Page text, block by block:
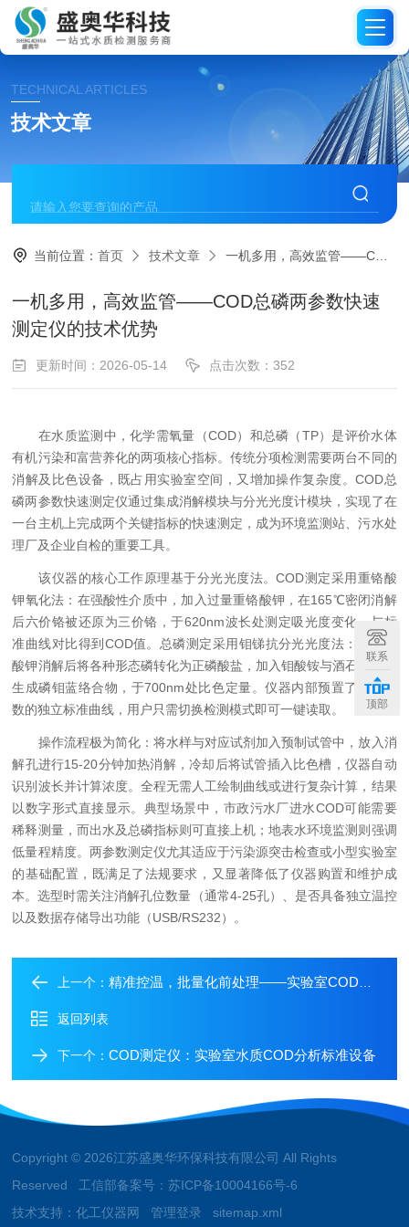
TECHNICAL ARTICLES
技术文章
当前位置：首页 技术文章 一机多用，高效监管——COD总磷两参数快速测定仪的技术优势
一机多用，高效监管——COD总磷两参数快速
测定仪的技术优势
更新时间：2026-05-14 点击次数：352
在水质监测中，化学需氧量（COD）和总磷（TP）是评价水体
有机污染和富营养化的两项核心指标。传统分项检测需要两台不同的
消解及比色设备，既占用实验室空间，又增加操作复杂度。COD总
磷两参数快速测定仪通过集成消解模块与分光光度计模块，实现了在
一台主机上完成两个关键指标的快速测定，成为环境监测站、污水处
理厂及企业自检的重要工具。
该仪器的核心工作原理基于分光光度法。COD测定采用重铬酸
钾氧化法：在强酸性介质中，加入过量重铬酸钾，在165℃密闭消解
后六价铬被还原为三价铬，于620nm波长处测定吸光度变化，与标
准曲线对比得到COD值。总磷测定采用钼锑抗分光光度法：在过硫
酸钾消解后将各种形态磷转化为正磷酸盐，加入钼酸铵与酒石酸锑钾
生成磷钼蓝络合物，于700nm处比色定量。仪器内部预置了两种参
数的独立标准曲线，用户只需切换检测模式即可一键读取。
操作流程极为简化：将水样与对应试剂加入预制试管中，放入消
解孔进行15-20分钟加热消解，冷却后将试管插入比色槽，仪器自动
识别波长并计算浓度。全程无需人工绘制曲线或进行复杂计算，结果
以数字形式直接显示。典型场景中，市政污水厂进水COD可能需要
稀释测量，而出水及总磷指标则可直接上机；地表水环境监测则强调
低量程精度。两参数测定仪尤其适应于污染源突击检查或小型实验室
的基础配置，既满足了法规要求，又显著降低了仪器购置和维护成
本。选型时需关注消解孔位数量（通常4-25孔）、是否具备独立温控
以及数据存储导出功能（USB/RS232）。
上一个：精准控温，批量化前处理——实验室COD智能消解仪的设计与应用
返回列表
下一个：COD测定仪：实验室水质COD分析标准设备
Copyright © 2026江苏盛奥华环保科技有限公司 All Rights
Reserved 工信部备案号：苏ICP备10004166号-6
技术支持：化工仪器网 管理登录 sitemap.xml
联系
顶部